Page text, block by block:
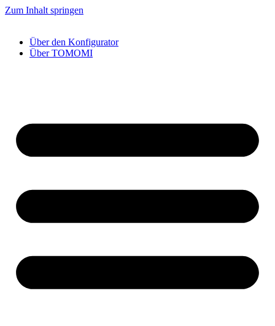
Zum Inhalt springen
Über den Konfigurator
Über TOMOMI